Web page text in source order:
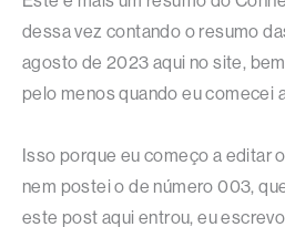
dessa vez contando o resumo
agosto de 2023 aqui no site,
pelo menos quando eu comecei
Isso porque eu começo a editar
nem postei o de número 003,
este post aqui entrou, eu